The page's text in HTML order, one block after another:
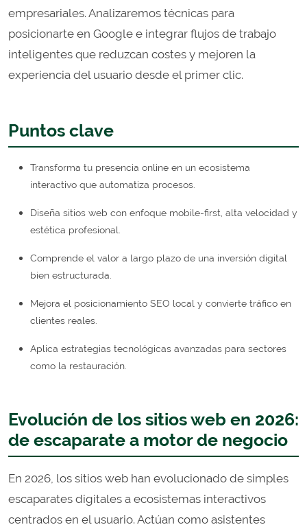
empresariales. Analizaremos técnicas para
posicionarte en Google e integrar flujos de trabajo
inteligentes que reduzcan costes y mejoren la
experiencia del usuario desde el primer clic.
Puntos clave
Transforma tu presencia online en un ecosistema
interactivo que automatiza procesos.
Diseña sitios web con enfoque mobile-first, alta velocidad y
estética profesional.
Comprende el valor a largo plazo de una inversión digital
bien estructurada.
Mejora el posicionamiento SEO local y convierte tráfico en
clientes reales.
Aplica estrategias tecnológicas avanzadas para sectores
como la restauración.
Evolución de los sitios web en 2026:
de escaparate a motor de negocio
En 2026, los sitios web han evolucionado de simples
escaparates digitales a ecosistemas interactivos
centrados en el usuario. Actúan como asistentes